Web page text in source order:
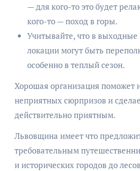
— для кого-то это будет
кого-то — поход в горы.
Учитывайте, что в
локации могут быть
особенно в теплый сезон.
Хорошая организация поможет
неприятных сюрпризов и
действительно приятным.
Львовщина имеет что
требовательным
и исторических городов до